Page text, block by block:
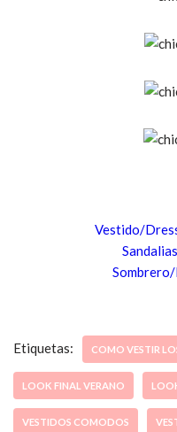
Vestido/
S
Etiquetas: COMO VESTIR
LOOK FINAL VERANO
VESTIDOS COMODOS